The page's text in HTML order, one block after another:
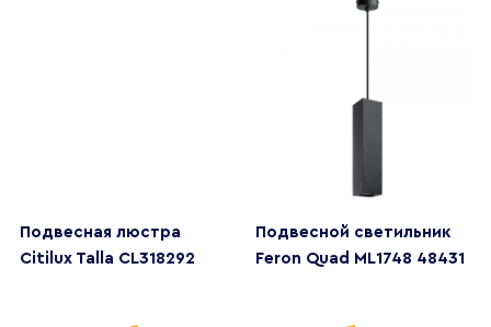
Подвесная люстра
Citilux Talla CL318292
Подвесной светильник
Feron Quad ML1748 48431